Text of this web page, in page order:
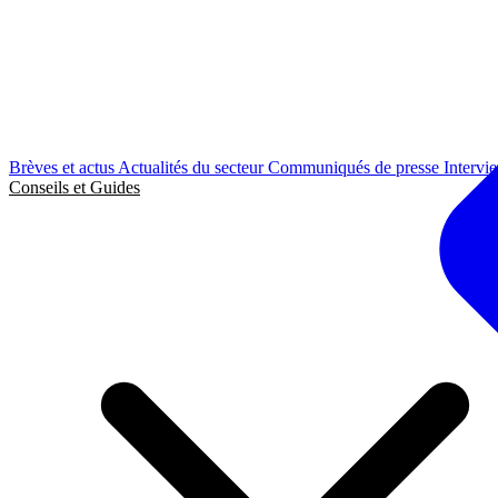
Brèves et actus Actualités du secteurCommuniqués de presse
Conseils et Guides